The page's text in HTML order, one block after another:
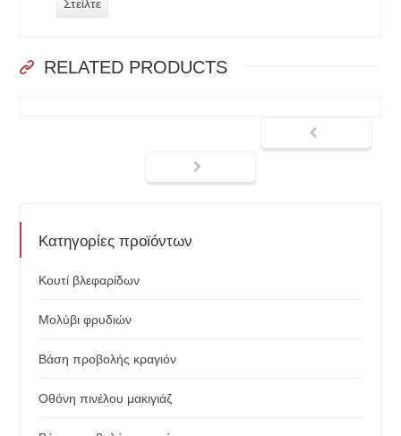
RELATED PRODUCTS
Κατηγορίες προϊόντων
Κουτί βλεφαρίδων
Μολύβι φρυδιών
Βάση προβολής κραγιόν
Οθόνη πινέλου μακιγιάζ